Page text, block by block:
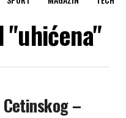
"uhićena"
–